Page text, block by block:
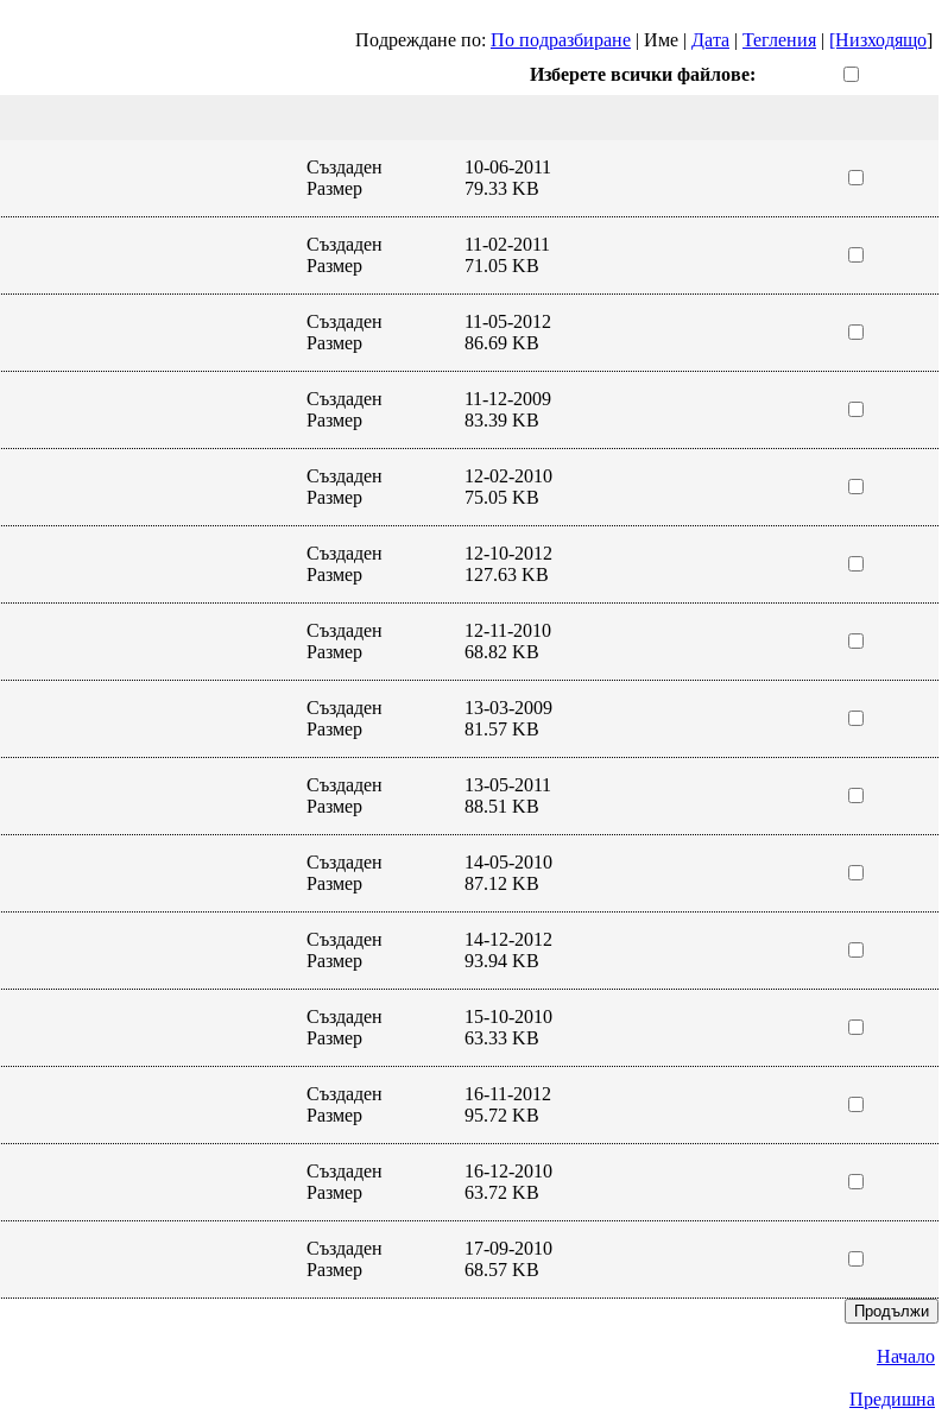
Подреждане по: По подразбиране | Име | Дата | Тегления | [Низходящо]
Изберете всички файлове:
Създаден
Размер
10-06-2011
79.33 KB
Създаден
Размер
11-02-2011
71.05 KB
Създаден
Размер
11-05-2012
86.69 KB
Създаден
Размер
11-12-2009
83.39 KB
Създаден
Размер
12-02-2010
75.05 KB
Създаден
Размер
12-10-2012
127.63 KB
Създаден
Размер
12-11-2010
68.82 KB
Създаден
Размер
13-03-2009
81.57 KB
Създаден
Размер
13-05-2011
88.51 KB
Създаден
Размер
14-05-2010
87.12 KB
Създаден
Размер
14-12-2012
93.94 KB
Създаден
Размер
15-10-2010
63.33 KB
Създаден
Размер
16-11-2012
95.72 KB
Създаден
Размер
16-12-2010
63.72 KB
Създаден
Размер
17-09-2010
68.57 KB
Начало
Предишна